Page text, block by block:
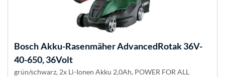
BoschAkku-Rasenmäher AdvancedRotak 36V-
40-650, 36Volt
grün/schwarz, 2x Li-Ionen Akku 2,0Ah, POWER FOR ALL